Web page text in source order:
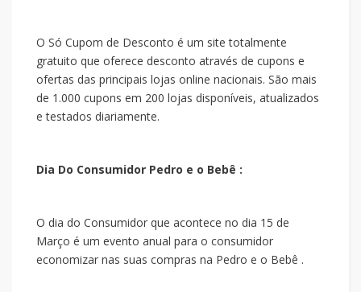
O Só Cupom de Desconto é um site totalmente
gratuito que oferece desconto através de cupons e
ofertas das principais lojas online nacionais. São mais
de 1.000 cupons em 200 lojas disponíveis, atualizados
e testados diariamente.
Dia Do Consumidor Pedro e o Bebê :
O dia do Consumidor que acontece no dia 15 de
Março é um evento anual para o consumidor
economizar nas suas compras na Pedro e o Bebê .